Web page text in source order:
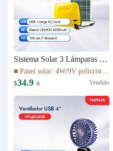
Sistema Solar 3 Lámparas LED PS-K037T3
■ Panel solar: 4W/9V policristalino con cable de 5 m ■ Batería: 16Wh LiFePO4 (3.2V/6000mAh) ■ Fuente de luz: 3 bombillas LED de 1W ■ Cable de luz: cable de 5 m con interruptor de encendido/apagado ■ Tiempo de carga: 5–6 h bajo luz solar suficiente
$34.9 $ Vendido